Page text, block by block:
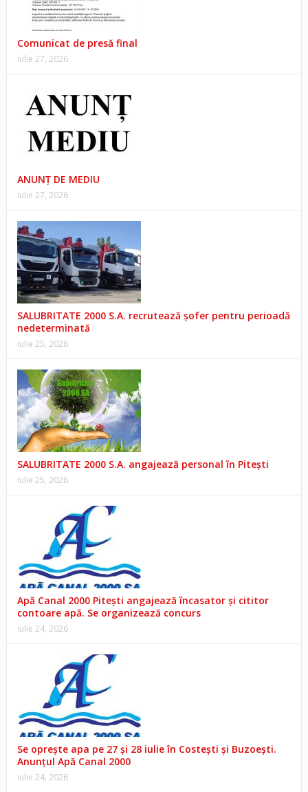
Comunicat de presă final
iulie 27, 2026
ANUNŢ DE MEDIU
iulie 27, 2026
SALUBRITATE 2000 S.A. recrutează șofer pentru perioadă
nedeterminată
iulie 25, 2026
SALUBRITATE 2000 S.A. angajează personal în Pitești
iulie 25, 2026
Apă Canal 2000 Pitești angajează încasator și cititor
contoare apă. Se organizează concurs
iulie 24, 2026
Se oprește apa pe 27 și 28 iulie în Costești și Buzoești.
Anunțul Apă Canal 2000
iulie 24, 2026